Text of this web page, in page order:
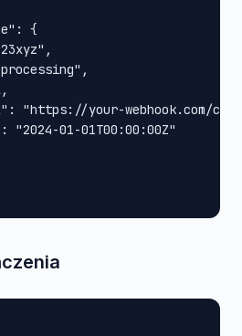
{
"https://your-webhook.com/
"2024-01-01T00:00:00Z"